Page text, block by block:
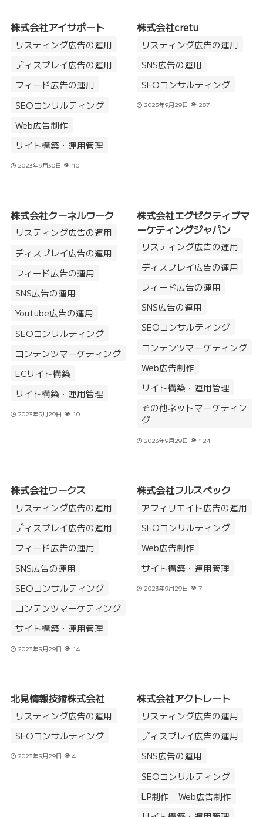
株式会社アイサポート
リスティング広告の運用
ディスプレイ広告の運用
フィード広告の運用
SEOコンサルティング
Web広告制作
サイト構築・運用管理
2023年9月30日 10
株式会社cretu
リスティング広告の運用
SNS広告の運用
SEOコンサルティング
2023年9月29日 287
株式会社クーネルワーク
リスティング広告の運用
ディスプレイ広告の運用
フィード広告の運用
SNS広告の運用
Youtube広告の運用
SEOコンサルティング
コンテンツマーケティング
ECサイト構築
サイト構築・運用管理
2023年9月29日 10
株式会社エグゼクティブマ
ーケティングジャパン
リスティング広告の運用
ディスプレイ広告の運用
フィード広告の運用
SNS広告の運用
SEOコンサルティング
コンテンツマーケティング
Web広告制作
サイト構築・運用管理
その他ネットマーケティン
グ
2023年9月29日 124
株式会社ワークス
リスティング広告の運用
ディスプレイ広告の運用
フィード広告の運用
SNS広告の運用
SEOコンサルティング
コンテンツマーケティング
サイト構築・運用管理
2023年9月29日 14
株式会社フルスペック
アフィリエイト広告の運用
SEOコンサルティング
Web広告制作
サイト構築・運用管理
2023年9月29日 7
北見情報技術株式会社
リスティング広告の運用
SEOコンサルティング
2023年9月29日 4
株式会社アクトレート
リスティング広告の運用
ディスプレイ広告の運用
SNS広告の運用
SEOコンサルティング
LP制作
Web広告制作